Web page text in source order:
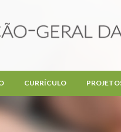
CURRÍCULO